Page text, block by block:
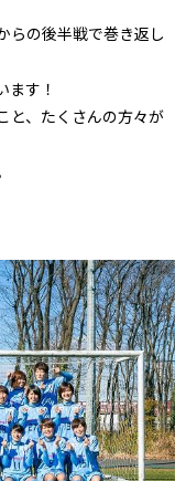
らの後半戦で巻き返し
ます！
と、たくさんの方々が